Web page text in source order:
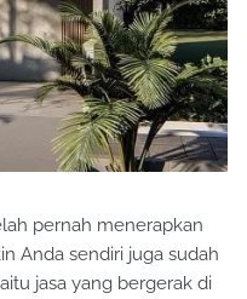
pernah menerapkan
Anda sendiri juga sudah
jasa yang bergerak di